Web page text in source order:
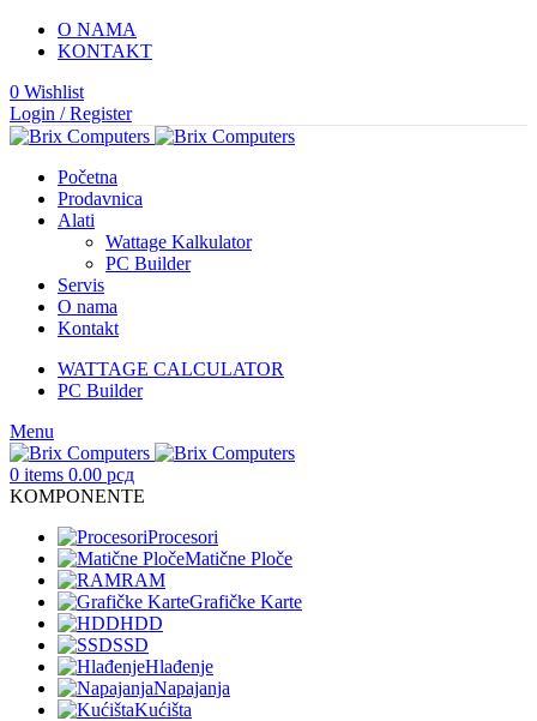
O NAMA
KONTAKT
0 Wishlist
Login / Register
Početna
Prodavnica
Alati
Wattage Kalkulator
PC Builder
Servis
O nama
Kontakt
WATTAGE CALCULATOR
PC Builder
Menu
0 items 0.00 рсд
KOMPONENTE
Procesori
Matične Ploče
RAM
Grafičke Karte
HDD
SSD
Hlađenje
Napajanja
Kućišta